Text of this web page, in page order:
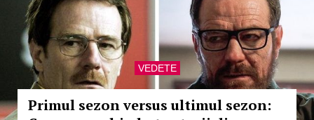
VEDETE
Primul sezon versus ultimul sezon: